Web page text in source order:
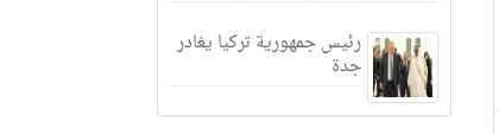
رئيس جمهورية تركيا يغادر
جدة